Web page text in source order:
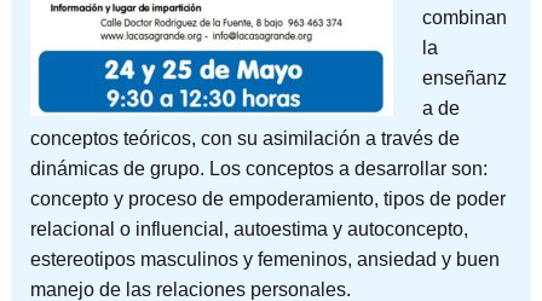
combinan
la
enseñanz
a de
conceptos teóricos, con su asimilación a través de
dinámicas de grupo. Los conceptos a desarrollar son:
concepto y proceso de empoderamiento, tipos de poder
relacional o influencial, autoestima y autoconcepto,
estereotipos masculinos y femeninos, ansiedad y buen
manejo de las relaciones personales.